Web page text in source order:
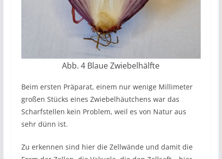
Abb. 4 Blaue Zwiebelhälfte
Beim ersten Präparat, einem nur wenige Millimeter
großen Stücks eines Zwiebelhäutchens war das
Scharfstellen kein Problem, weil es von Natur aus
sehr dünn ist.
Zu erkennen sind hier die Zellwände und damit die